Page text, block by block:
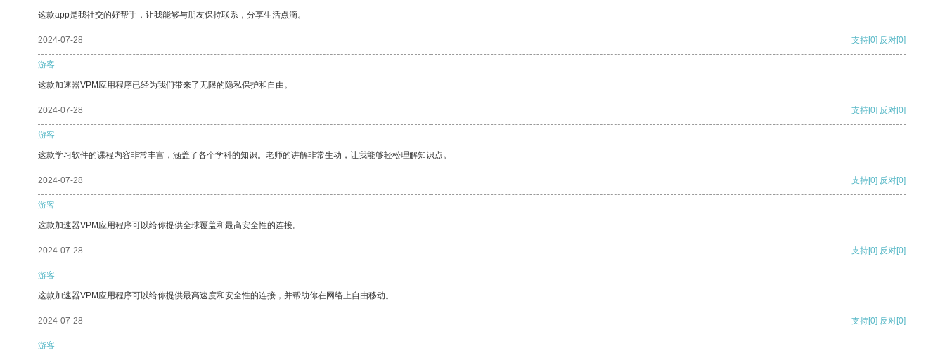
这款app是我社交的好帮手，让我能够与朋友保持联系，分享生活点滴。
2024-07-28 支持[0] 反对[0]
游客
这款加速器VPM应用程序已经为我们带来了无限的隐私保护和自由。
2024-07-28 支持[0] 反对[0]
游客
这款学习软件的课程内容非常丰富，涵盖了各个学科的知识。老师的讲解非常生动，让我能够轻松理解知识点。
2024-07-28 支持[0] 反对[0]
游客
这款加速器VPM应用程序可以给你提供全球覆盖和最高安全性的连接。
2024-07-28 支持[0] 反对[0]
游客
这款加速器VPM应用程序可以给你提供最高速度和安全性的连接，并帮助你在网络上自由移动。
2024-07-28 支持[0] 反对[0]
游客